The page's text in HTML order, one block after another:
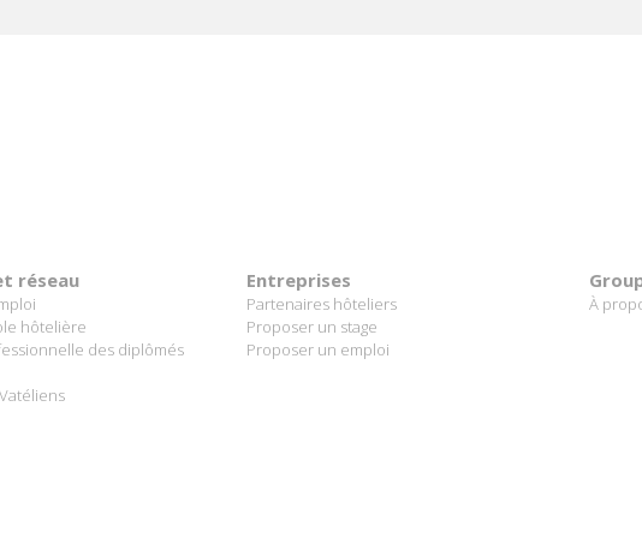
réseau
hôtelière
des diplômés
Entreprises
Partenaires hôteliers
Proposer un stage
Proposer un emploi
À